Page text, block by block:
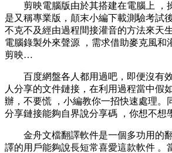
剪映電腦版由於其搭建在電腦上  ，操
是又稱專業版，顛末小編下載測驗考
不克不及經由過程間接灌音的方法來天生音
電腦錄製外來聲源 ，需求借助麥克風和灌
剪映…
百度網盤各人都用過吧 ，即便沒有效
人分享的文件鏈接，在利用過程當中
辦 ，不要慌 ，小編教你一招快速處理
分享鏈接能夠自界說分享碼 ，你想不想
金舟文檔翻譯軟件是一個多功用的翻
譯的用戶能夠說長短常喜愛這款軟件 